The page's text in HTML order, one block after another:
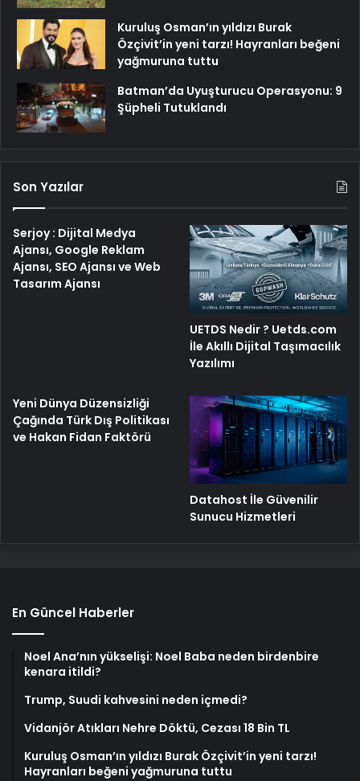
Kuruluş Osman’ın yıldızı Burak
Özçivit’in yeni tarzı! Hayranları beğeni
yağmuruna tuttu
Batman’da Uyuşturucu Operasyonu: 9
Şüpheli Tutuklandı
Son Yazılar
Serjoy : Dijital Medya
Ajansı, Google Reklam
Ajansı, SEO Ajansı ve Web
Tasarım Ajansı
UETDS Nedir ? Uetds.com
İle Akıllı Dijital Taşımacılık
Yazılımı
Yeni Dünya Düzensizliği
Çağında Türk Dış Politikası
ve Hakan Fidan Faktörü
Datahost İle Güvenilir
Sunucu Hizmetleri
En Güncel Haberler
Noel Ana’nın yükselişi: Noel Baba neden birdenbire
kenara itildi?
Trump, Suudi kahvesini neden içmedi?
Vidanjör Atıkları Nehre Döktü, Cezası 18 Bin TL
Kuruluş Osman’ın yıldızı Burak Özçivit’in yeni tarzı!
Hayranları beğeni yağmuruna tuttu